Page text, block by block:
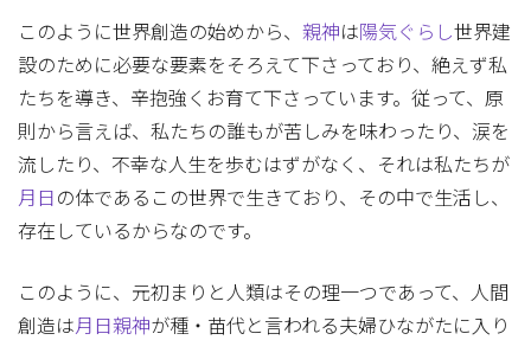
このように世界創造の始めから、 親神は 陽気ぐらし世界建
設のために必要な要素をそろえて下さっており、絶えず私
たちを導き、辛抱強くお育て下さっています。従って、原
則から言えば、私たちの誰もが苦しみを味わったり、涙を
流したり、不幸な人生を歩むはずがなく、それは私たちが
月日 の体であるこの世界で生きており、その中で生活し、
存在しているからなのです。
このように、元初まりと人類はその理一つであって、人間
創造は月日親神が種・苗代と言われる夫婦ひながたに入り